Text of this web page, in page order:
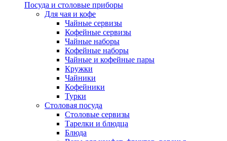
Посуда и столовые приборы
Для чая и кофе
Чайные сервизы
Кофейные сервизы
Чайные наборы
Кофейные наборы
Чайные и кофейные пары
Кружки
Чайники
Кофейники
Турки
Столовая посуда
Столовые сервизы
Тарелки и блюдца
Блюда